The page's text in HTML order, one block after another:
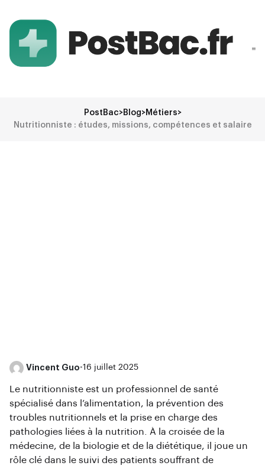
PostBac>Blog>Métiers>
Nutritionniste : études, missions, compétences et salaire
Vincent Guo•16 juillet 2025
Le nutritionniste est un professionnel de santé
spécialisé dans l’alimentation, la prévention des
troubles nutritionnels et la prise en charge des
pathologies liées à la nutrition. À la croisée de la
médecine, de la biologie et de la diététique, il joue un
rôle clé dans le suivi des patients souffrant de